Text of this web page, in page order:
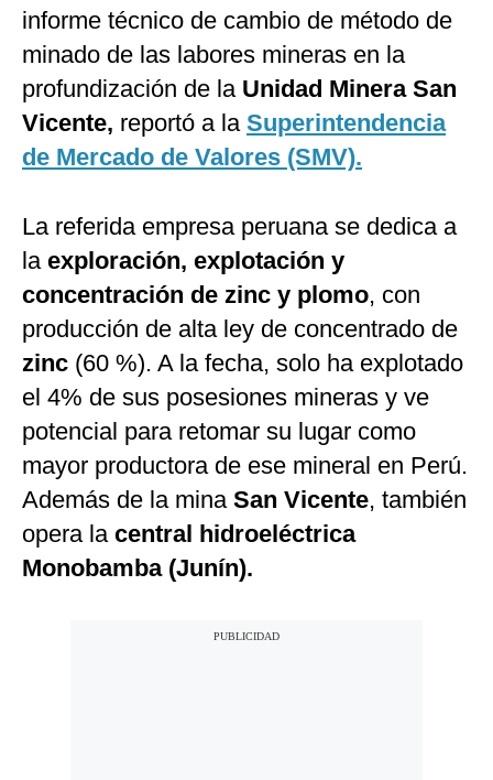
informe técnico de cambio de método de
minado de las labores mineras en la
profundización de la Unidad Minera San
Vicente, reportó a la Superintendencia
de Mercado de Valores (SMV).
La referida empresa peruana se dedica a
la exploración, explotación y
concentración de zinc y plomo, con
producción de alta ley de concentrado de
zinc (60 %). A la fecha, solo ha explotado
el 4% de sus posesiones mineras y ve
potencial para retomar su lugar como
mayor productora de ese mineral en Perú.
Además de la mina San Vicente, también
opera la central hidroeléctrica
Monobamba (Junín).